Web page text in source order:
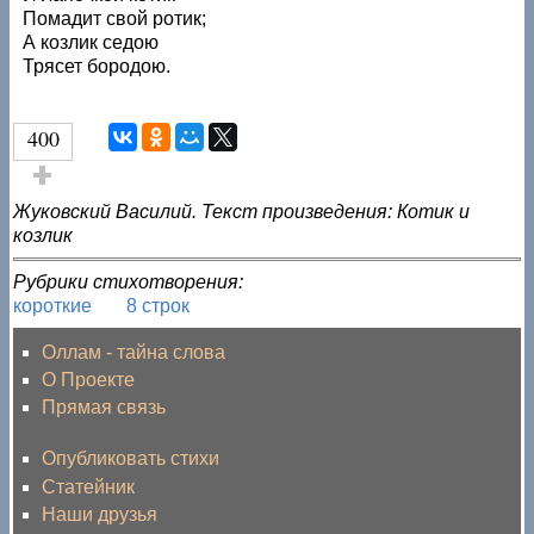
Помадит свой ротик;
А козлик седою
Трясет бородою.
400
Голос за!
Жуковский Василий. Текст произведения: Котик и
козлик
Рубрики стихотворения:
короткие
8 строк
Оллам - тайна слова
О Проекте
Прямая связь
Опубликовать стихи
Статейник
Наши друзья